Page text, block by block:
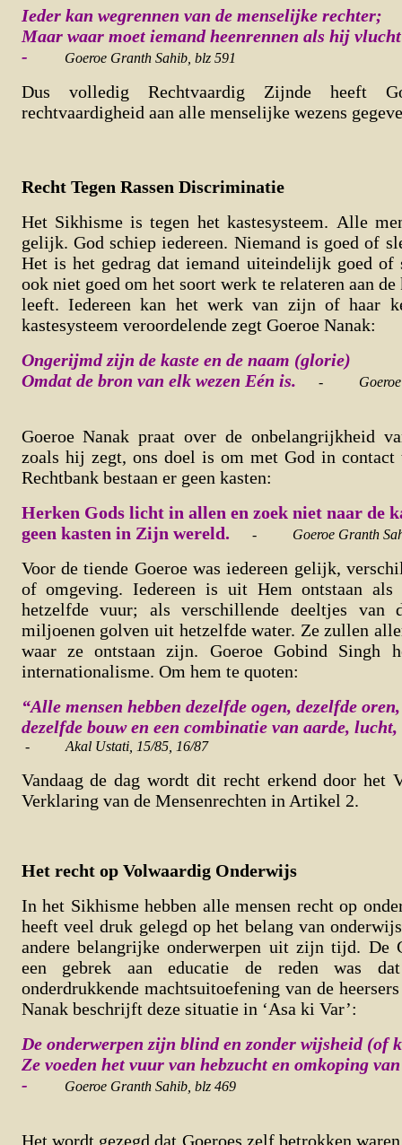
Ieder kan wegrennen van de menselijke rechter;
Maar waar moet iemand heenrennen als hij
-
Goeroe Granth Sahib, blz 591
Dus volledig Rechtvaardig Zijnde heeft
rechtvaardigheid aan alle menselijke wezens
Recht Tegen Rassen Discriminatie
Het Sikhisme is tegen het kastesysteem. Alle
gelijk. God schiep iedereen. Niemand is goed of
Het is het gedrag dat iemand uiteindelijk goed of
ook niet goed om het soort werk te relateren aan
leeft. Iedereen kan het werk van zijn of haar
kastesysteem veroordelende zegt Goeroe Nanak:
Ongerijmd zijn de kaste en de naam (glorie)
Omdat de bron van elk wezen Eén is.
-
Goeroe Nanak praat over de onbelangrijkheid
zoals hij zegt, ons doel is om met God in
Rechtbank bestaan er geen kasten:
Herken Gods licht in allen en zoek niet naar de
geen kasten in Zijn wereld.
- Goeroe Granth
Voor de tiende Goeroe was iedereen gelijk,
of omgeving. Iedereen is uit Hem ontstaan
hetzelfde vuur; als verschillende deeltjes van
miljoenen golven uit hetzelfde water. Ze zullen
waar ze ontstaan zijn. Goeroe Gobind Singh
internationalisme. Om hem te quoten:
“Alle mensen hebben dezelfde ogen, dezelfde
dezelfde bouw en een combinatie van aarde,
- Akal Ustati, 15/85, 16/87
Vandaag de dag wordt dit recht erkend door het
Verklaring van de Mensenrechten in Artikel 2.
Het recht op Volwaardig Onderwijs
In het Sikhisme hebben alle mensen recht op
heeft veel druk gelegd op het belang van
andere belangrijke onderwerpen uit zijn tijd. De
een gebrek aan educatie de reden was
onderdrukkende machtsuitoefening van de
Nanak beschrijft deze situatie in ‘Asa ki Var’:
De onderwerpen zijn blind en zonder wijsheid (of
Ze voeden het vuur van hebzucht en omkoping
-
Goeroe Granth Sahib, blz 469
Het wordt gezegd dat Goeroes zelf betrokken